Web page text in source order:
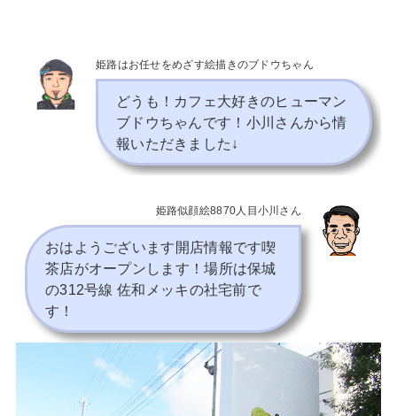
姫路はお任せをめざす絵描きのブドウちゃん
どうも！カフェ大好きのヒューマン
ブドウちゃんです！小川さんから情
報いただきました↓
姫路似顔絵8870人目小川さん
おはようございます開店情報です喫
茶店がオープンします！場所は保城
の312号線 佐和メッキの社宅前で
す！